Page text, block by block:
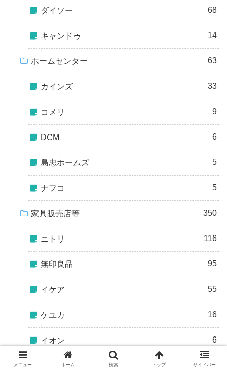
ダイソー 68
キャンドゥ 14
ホームセンター 63
カインズ 33
コメリ 9
DCM 6
島忠ホームズ 5
ナフコ 5
家具販売店等 350
ニトリ 116
無印良品 95
イケア 55
ケユカ 16
イオン 6
ベルメゾン 21
メニュー ホーム 検索 トップ サイドバー